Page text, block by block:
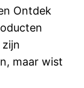
Ontdek
maar wist